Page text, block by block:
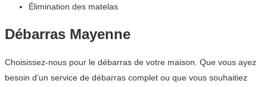
Élimination des matelas
Débarras Mayenne
Choisissez-nous pour le débarras de votre maison. Que vous ayez
besoin d’un service de débarras complet ou que vous souhaitiez